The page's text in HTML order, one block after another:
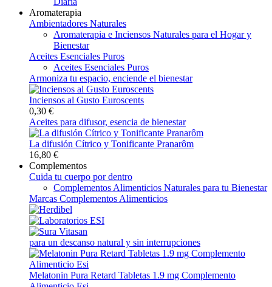
Aromaterapia
Ambientadores Naturales
Aromaterapia e Inciensos Naturales para el Hogar y
Bienestar
Aceites Esenciales Puros
Aceites Esenciales Puros
Armoniza tu espacio, enciende el bienestar
Inciensos al Gusto Euroscents
0,30 €
Aceites para difusor, esencia de bienestar
La difusión Cítrico y Tonificante Pranarôm
16,80 €
Complementos
Cuida tu cuerpo por dentro
Complementos Alimenticios Naturales para tu Bienestar
Marcas Complementos Alimenticios
para un descanso natural y sin interrupciones
Melatonin Pura Retard Tabletas 1.9 mg Complemento